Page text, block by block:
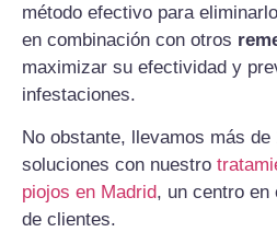
método efectivo para
en combinación con otros
maximizar su efectividad y
infestaciones.
No obstante, llevamos más de
soluciones con nuestro
piojos en Madrid, un centro en
de clientes.